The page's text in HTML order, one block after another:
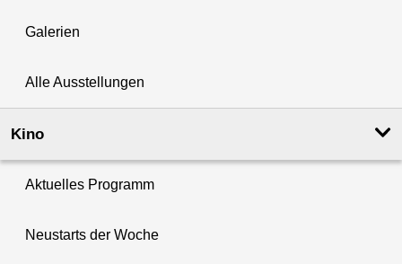
Galerien
Alle Ausstellungen
Kino
Aktuelles Programm
Neustarts der Woche